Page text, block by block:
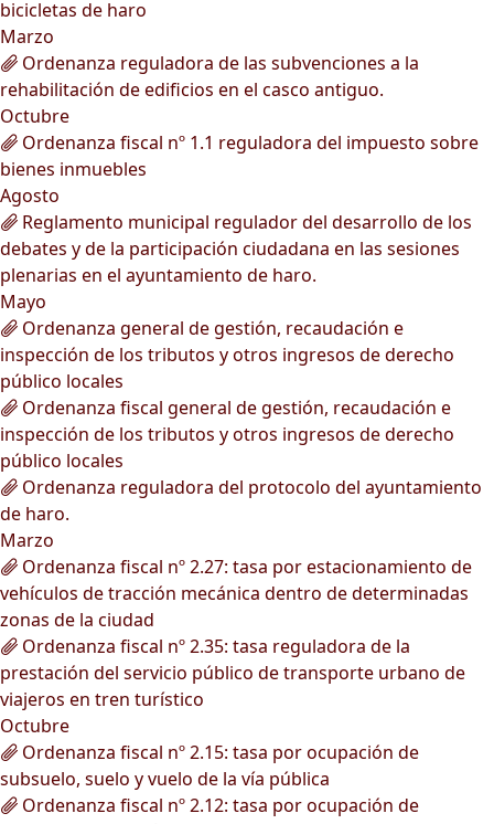
bicicletas de haro
Marzo
Ordenanza reguladora de las subvenciones a la
rehabilitación de edificios en el casco antiguo.
Octubre
Ordenanza fiscal nº 1.1 reguladora del impuesto sobre
bienes inmuebles
Agosto
Reglamento municipal regulador del desarrollo de los
debates y de la participación ciudadana en las sesiones
plenarias en el ayuntamiento de haro.
Mayo
Ordenanza general de gestión, recaudación e
inspección de los tributos y otros ingresos de derecho
público locales
Ordenanza fiscal general de gestión, recaudación e
inspección de los tributos y otros ingresos de derecho
público locales
Ordenanza reguladora del protocolo del ayuntamiento
de haro.
Marzo
Ordenanza fiscal nº 2.27: tasa por estacionamiento de
vehículos de tracción mecánica dentro de determinadas
zonas de la ciudad
Ordenanza fiscal nº 2.35: tasa reguladora de la
prestación del servicio público de transporte urbano de
viajeros en tren turístico
Octubre
Ordenanza fiscal nº 2.15: tasa por ocupación de
subsuelo, suelo y vuelo de la vía pública
Ordenanza fiscal nº 2.12: tasa por ocupación de